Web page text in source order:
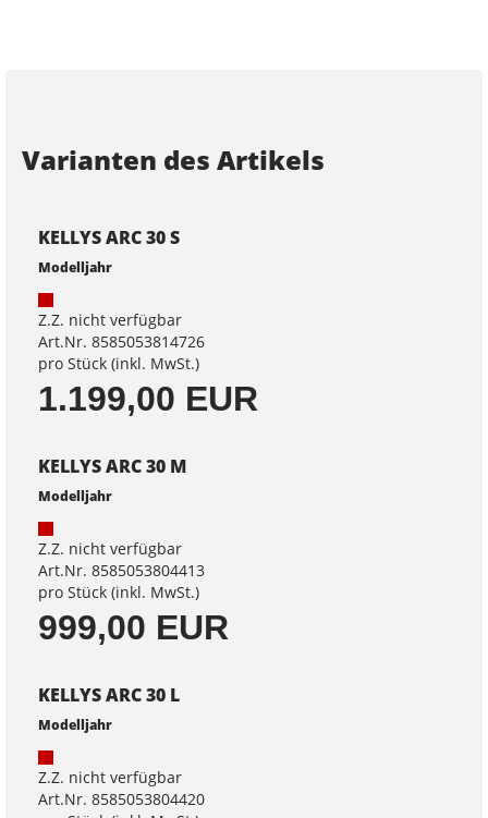
Varianten des Artikels
KELLYS ARC 30 S
Modelljahr
Z.Z. nicht verfügbar
Art.Nr. 8585053814726
pro Stück (inkl. MwSt.)
1.199,00 EUR
KELLYS ARC 30 M
Modelljahr
Z.Z. nicht verfügbar
Art.Nr. 8585053804413
pro Stück (inkl. MwSt.)
999,00 EUR
KELLYS ARC 30 L
Modelljahr
Z.Z. nicht verfügbar
Art.Nr. 8585053804420